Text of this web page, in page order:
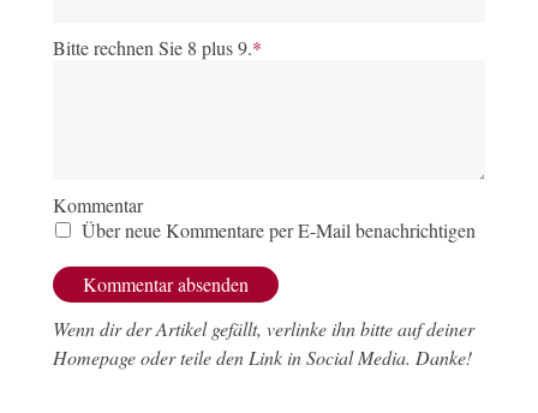
Bitte rechnen Sie 8 plus 9.*
Kommentar
Über neue Kommentare per E-Mail benachrichtigen
Wenn dir der Artikel gefällt, verlinke ihn bitte auf deiner
Homepage oder teile den Link in Social Media. Danke!